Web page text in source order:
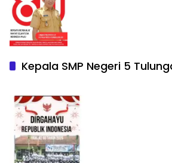
Kepala SMP Negeri 5